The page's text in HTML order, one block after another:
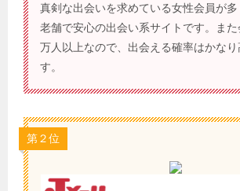
真剣な出会いを求めている女性会員が
老舗で安心の出会い系サイトです。ま
万人以上なので、出会える確率はかなり
す。
第２位